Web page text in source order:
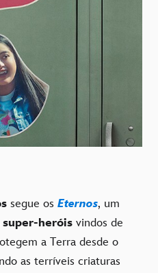
segue os Eternos, um
heróis vindos de
a Terra desde o
as terríveis criaturas